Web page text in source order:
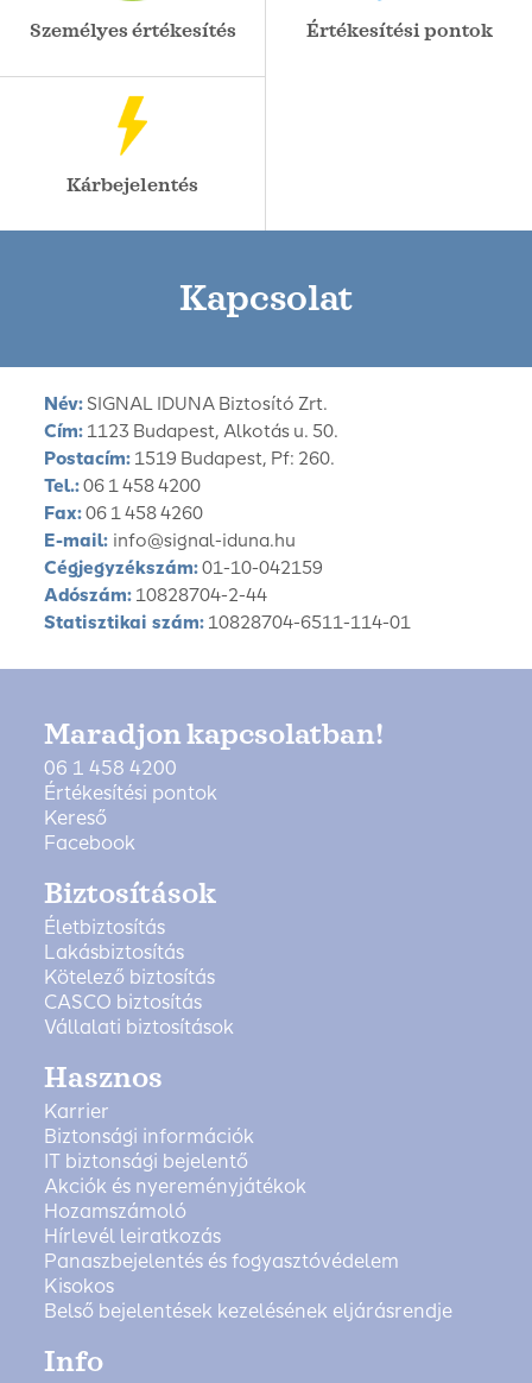
Személyes értékesítés Értékesítési pontok
Kárbejelentés
Kapcsolat
Név: SIGNAL IDUNA Biztosító Zrt.
Cím: 1123 Budapest, Alkotás u. 50.
Postacím: 1519 Budapest, Pf: 260.
Tel.:06 1 458 4200
Fax:06 1 458 4260
E-mail: info@signal-iduna.hu
Cégjegyzékszám:01-10-042159
Adószám: 10828704-2-44
Statisztikai szám: 10828704-6511-114-01
Maradjon kapcsolatban!
06 1 458 4200
Értékesítési pontok
Kereső
Facebook
Biztosítások
Életbiztosítás
Lakásbiztosítás
Kötelező biztosítás
CASCO biztosítás
Vállalati biztosítások
Hasznos
Karrier
Biztonsági információk
IT biztonsági bejelentő
Akciók és nyereményjátékok
Hozamszámoló
Hírlevél leiratkozás
Panaszbejelentés és fogyasztóvédelem
Kisokos
Belső bejelentések kezelésének eljárásrendje
Info